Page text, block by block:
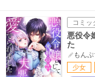
コミッ
悪役令
た
もんぷ
少女